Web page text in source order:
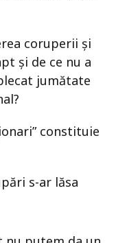
coruperii şi
şi de ce nu a
jumătate
constituie
s-ar lăsa